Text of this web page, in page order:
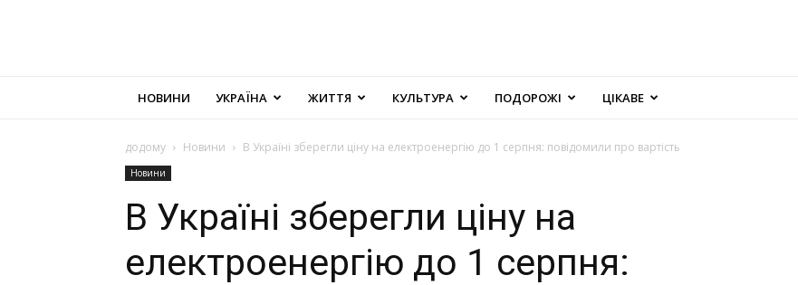
НОВИНИ УКРАЇНА ЖИТТЯ КУЛЬТУРА ПОДОРОЖІ ЦІКАВЕ
додому Новини В Україні зберегли ціну на електроенергію до 1 серпня: повідомили про вартість
Новини
В Україні зберегли ціну на
електроенергію до 1 серпня: